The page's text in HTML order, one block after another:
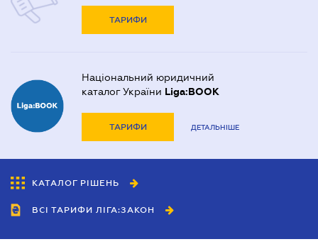
ТАРИФИ
Національний юридичний
каталог України Liga:BOOK
ТАРИФИ ДЕТАЛЬНІШЕ
КАТАЛОГ РІШЕНЬ
ВСІ ТАРИФИ ЛІГА:ЗАКОН